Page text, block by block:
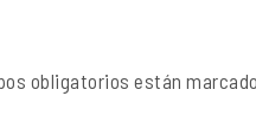
obligatorios están